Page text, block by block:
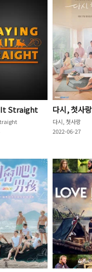
Straight 다시, 첫사랑
다시, 첫사랑
2022-06-27